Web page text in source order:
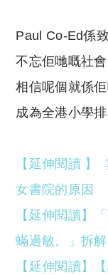
Paul Co-Ed係
不忘佢哋嘅社
相信呢個就係
成為全港小學排
【延伸閱讀 】
女書院的原因
【延伸閱讀】
蟎過敏。」拆
【延伸閱讀】